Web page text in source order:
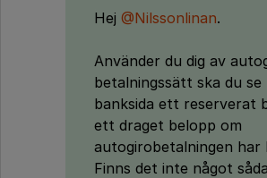
Hej @Nilssonlinan.
Använder du dig av
betalningssätt ska du se
banksida ett reserverat
ett draget belopp om
autogirobetalningen har
Finns det inte något